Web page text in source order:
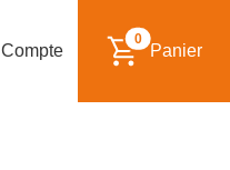
Compte
0
Panier